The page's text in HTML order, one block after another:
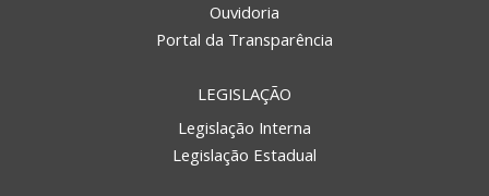
Ouvidoria
Portal da Transparência
LEGISLAÇÃO
Legislação Interna
Legislação Estadual